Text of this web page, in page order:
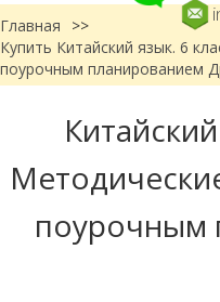
Главная
>>
Купить Китайский язык. 6
поурочным планированием
поурочным